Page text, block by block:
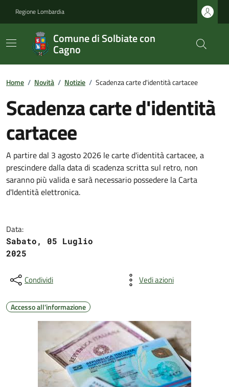
Regione Lombardia
Comune di Solbiate con
Cagno
Home / Novità / Notizie / Scadenza carte d'identità cartacee
Scadenza carte d'identità
cartacee
A partire dal 3 agosto 2026 le carte d'identità cartacee, a
prescindere dalla data di scadenza scritta sul retro, non
saranno più valida e sarà necessario possedere la Carta
d'Identità elettronica.
Data:
Sabato, 05 Luglio
2025
Condividi Vedi azioni
Accesso all'informazione